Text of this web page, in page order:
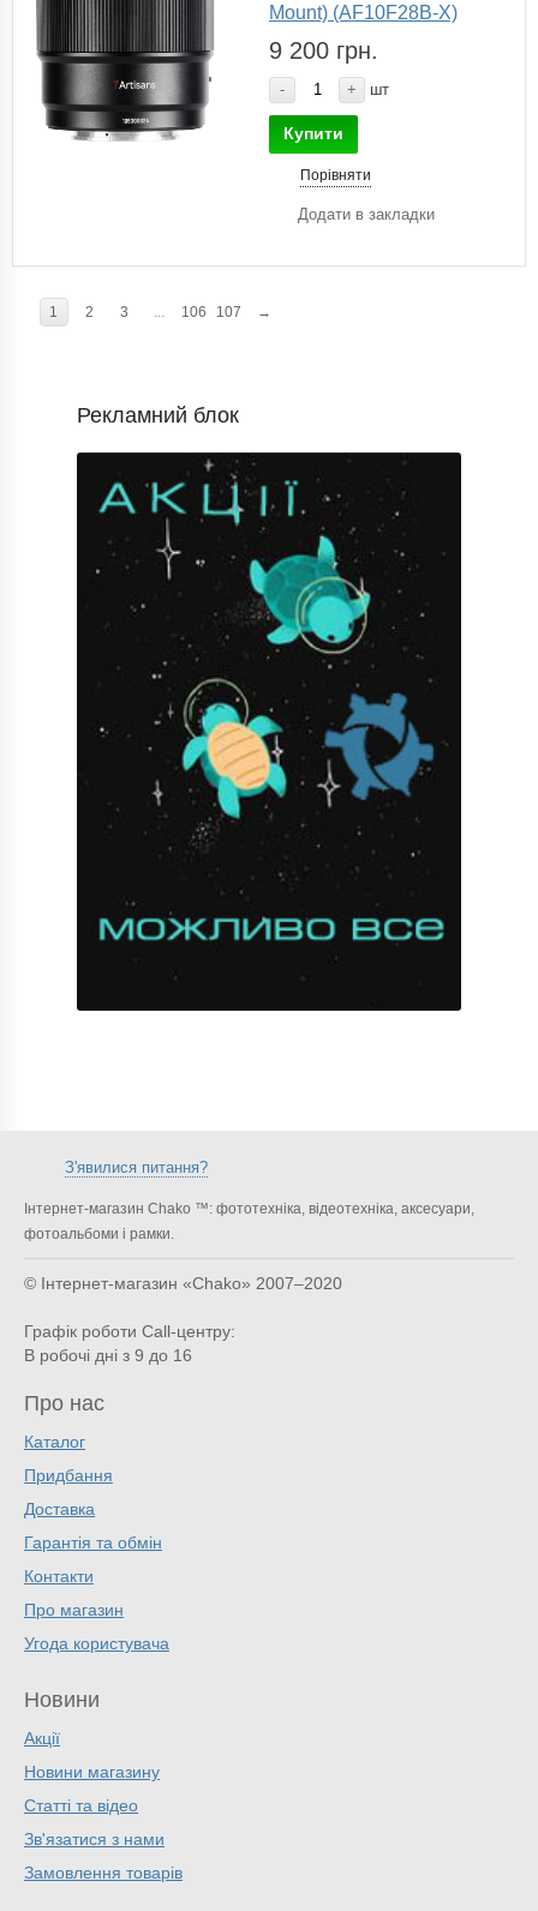
Mount) (AF10F28B-X)
9 200 грн.
- + шт
Купити
Порівняти
Додати в закладки
1 2 3 106 107 →
Рекламний блок
З'явилися питання?
Інтернет-магазин Chako ™: фототехніка, відеотехніка, аксесуари,
фотоальбоми і рамки.
© Інтернет-магазин «Chako» 2007–2020
Графік роботи Call-центру:
В робочі дні з 9 до 16
Про нас
Каталог
Придбання
Доставка
Гарантія та обмін
Контакти
Про магазин
Угода користувача
Новини
Акції
Новини магазину
Статті та відео
Зв'язатися з нами
Замовлення товарів